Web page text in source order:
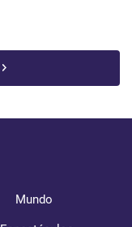
Mundo